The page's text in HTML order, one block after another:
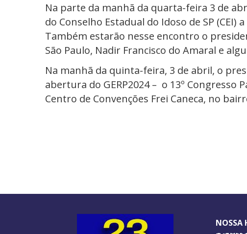
Na parte da manhã da quarta-feira 3 de
do Conselho Estadual do Idoso de SP (CEI)
Também estarão nesse encontro o
São Paulo, Nadir Francisco do Amaral e
Na manhã da quinta-feira, 3 de abril, o
abertura do GERP2024 – o 13º Congresso
Centro de Convenções Frei Caneca, no
NOSSA